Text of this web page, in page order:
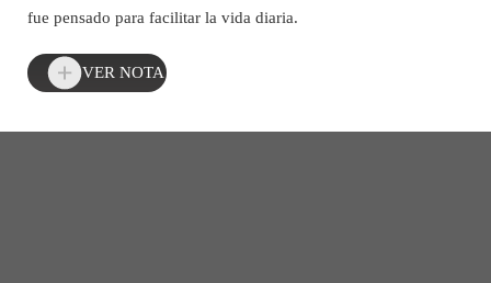
fue pensado para facilitar la vida diaria.
VER NOTA